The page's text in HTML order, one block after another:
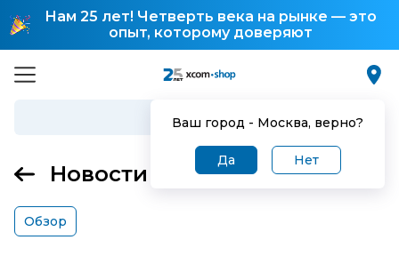
Нам 25 лет! Четверть века на рынке — это
опыт, которому доверяют
Ваш город - Москва, верно?
Да Нет
Новости
Обзор